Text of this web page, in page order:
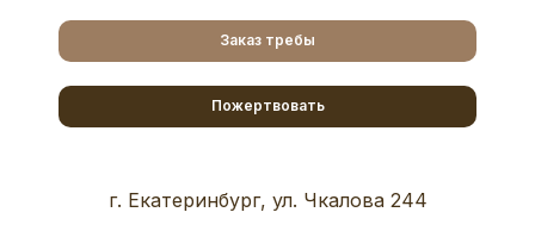
Заказ требы
Пожертвовать
г. Екатеринбург, ул. Чкалова 244